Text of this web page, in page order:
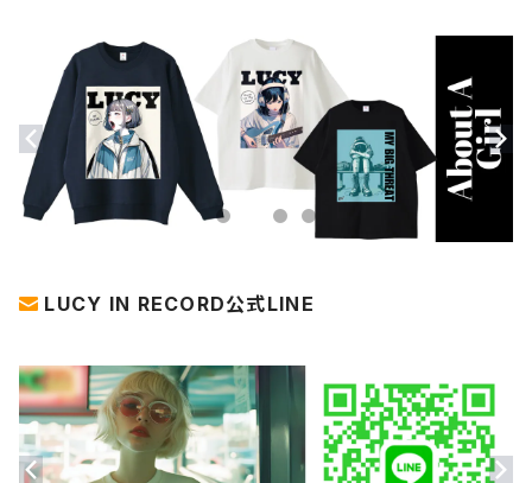
LUCY IN RECORD公式LINE